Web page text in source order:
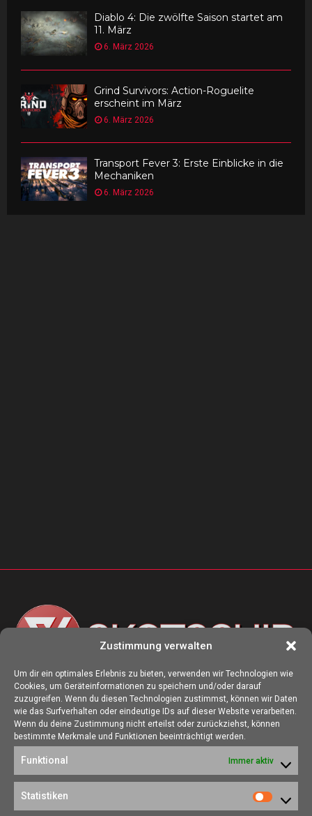
Zustimmung verwalten
Um dir ein optimales Erlebnis zu bieten, verwenden wir Technologien wie
Cookies, um Geräteinformationen zu speichern und/oder darauf
zuzugreifen. Wenn du diesen Technologien zustimmst, können wir Daten
wie das Surfverhalten oder eindeutige IDs auf dieser Website verarbeiten.
Wenn du deine Zustimmung nicht erteilst oder zurückziehst, können
bestimmte Merkmale und Funktionen beeinträchtigt werden.
Funktional Immer aktiv
Statistiken
Diablo 4: Die zwölfte Saison startet am
11. März
6. März 2026
Grind Survivors: Action-Roguelite
erscheint im März
6. März 2026
Transport Fever 3: Erste Einblicke in die
Mechaniken
6. März 2026
ÜBER UNS
Die Seite skotschir.de wurde im August 2017 zur gamescom
gegründet. Unser Ziel ist es, eine Heimat für alle Spieler:innen zu